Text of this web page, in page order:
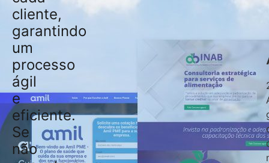
cliente,
garantindo
um
processo
ágil
e
eficiente.
Se
não